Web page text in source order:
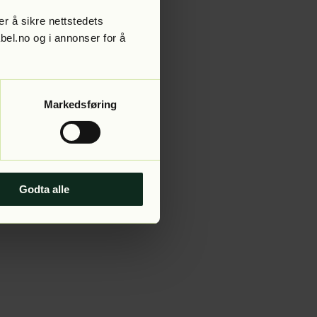
å sikre nettstedets
og i annonser for å
Markedsføring
Godta alle